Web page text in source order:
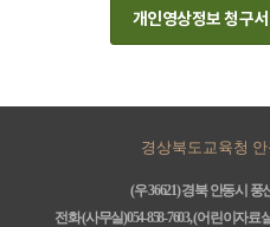
개인영상정보 청구서
경상북도교육청
(우 36621) 경북 안동시
전화 (사무실)054-858-7603, (어린이자료